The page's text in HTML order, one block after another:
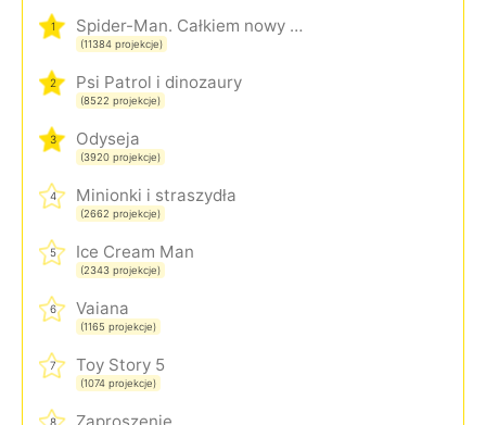
1 Spider-Man. Całkiem nowy dzień
(11384 projekcje)
2 Psi Patrol i dinozaury
(8522 projekcje)
3 Odyseja
(3920 projekcje)
4 Minionki i straszydła
(2662 projekcje)
5 Ice Cream Man
(2343 projekcje)
6 Vaiana
(1165 projekcje)
7 Toy Story 5
(1074 projekcje)
8